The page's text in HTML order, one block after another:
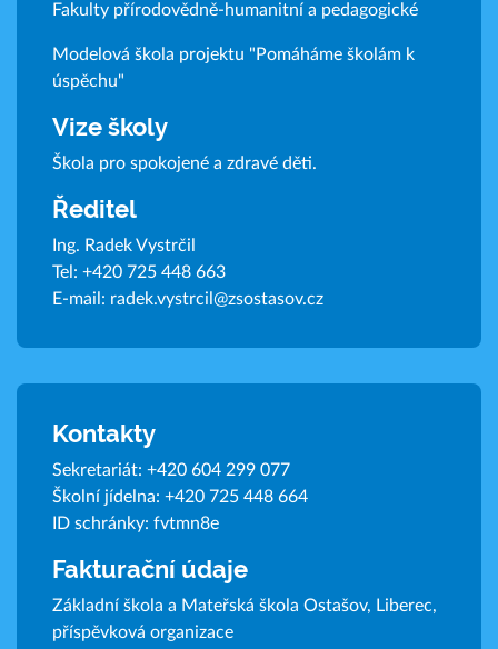
Fakulty přírodovědně-humanitní a pedagogické
Modelová škola projektu "Pomáháme školám k
úspěchu"
Vize školy
Škola pro spokojené a zdravé děti.
Ředitel
Ing. Radek Vystrčil
Tel: +420 725 448 663
E-mail: radek.vystrcil@zsostasov.cz
Kontakty
Sekretariát: +420 604 299 077
Školní jídelna: +420 725 448 664
ID schránky: fvtmn8e
Fakturační údaje
Základní škola a Mateřská škola Ostašov, Liberec,
příspěvková organizace